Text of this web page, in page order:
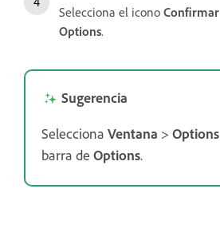
Selecciona el icono Confirmar
Options.
Sugerencia
Selecciona Ventana > Options
barra de Options.